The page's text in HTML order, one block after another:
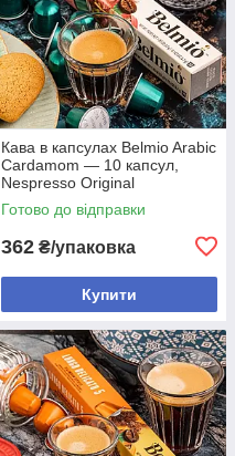
Кава в капсулах Belmio Arabic
Cardamom — 10 капсул,
Nespresso Original
Готово до відправки
362 ₴/упаковка
Купити